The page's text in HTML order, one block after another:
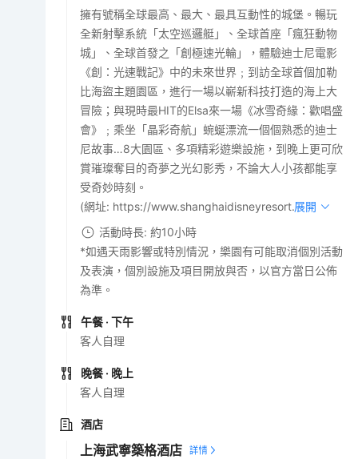
擁有號稱全球最高、最大、最具互動性的城堡。暢玩
全新射擊系統「太空巡邏艇」、全球首座「瘋狂動物
城」、全球首發之「創極速光輪」，體驗迪士尼電影
《創：光速戰記》中的未來世界﹔到訪全球首個加勒
比海盜主題園區，進行一場以嶄新科技打造的海上大
冒險；與現時最HIT的Elsa來一場《冰雪奇緣：歡唱盛
會》﹔乘坐「晶彩奇航」蜿蜒漂流一個個熟悉的迪士
尼故事…8大園區、多項精彩遊樂設施，到晚上更可欣
賞璀璨奪目的奇夢之光幻影秀，不論大人小孩都能享
受奇妙時刻。
(網址: https://www.shanghaidisneyresort.com)
展開
活動時長: 約10小時
*如遇天雨影響或特別情況，樂園有可能取消個別活動
及表演，個別設施及項目開放與否，以官方當日公佈
為準。
午餐 · 下午
客人自理
晚餐 · 晚上
客人自理
酒店
上海武寧築格酒店